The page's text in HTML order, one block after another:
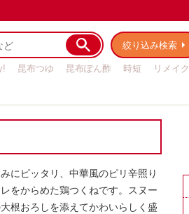
絞り込み検索
昆布つゆ 昆布ぽん酢 時短
リメイク
にピッタリ、中華風のピリ辛照り
をからめた鶏つくねです。スヌー
根おろしを添えてかわいらしく盛